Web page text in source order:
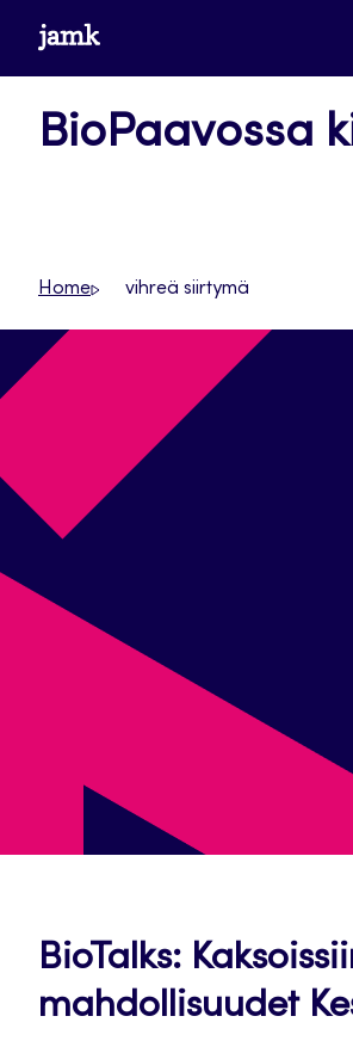
Siirrywww.jamk.fi
BioPaavossa
Home vihreä siirtymä
BioTalks:
mahdollisuudet